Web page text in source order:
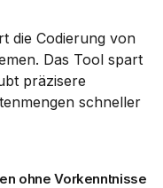
die Codierung von
Das Tool spart
präzisere
schneller
ohne Vorkenntnisse